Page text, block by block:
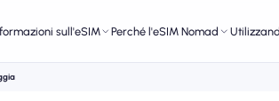
sull'eSIM Perché l'eSIM Nomad